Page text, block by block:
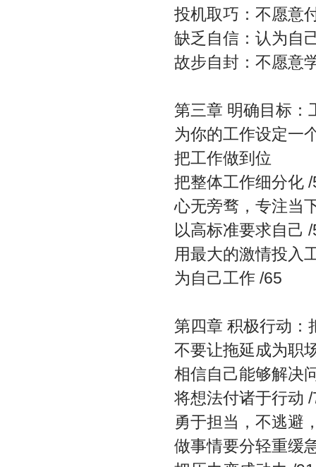
投机取巧：不愿意
缺乏自信：认为自
故步自封：不愿意
第三章 明确目标：
为你的工作设定一
把工作做到位
把整体工作细分化 /
心无旁骛，专注当
以高标准要求自己
用最大的激情投入
为自己工作 /65
第四章 积极行动：
不要让拖延成为职
相信自己能够解决
将想法付诸于行动 /
勇于担当，不逃避
做事情要分轻重缓